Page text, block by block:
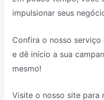
impulsionar seus
Confira o nosso
e dê início a sua
mesmo!
Visite o nosso site para